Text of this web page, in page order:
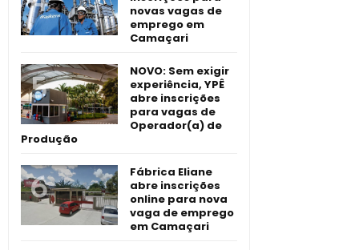
novas vagas de
emprego em
Camaçari
NOVO: Sem exigir
experiência, YPÊ
abre inscrições
para vagas de
Operador(a) de
Produção
Fábrica Eliane
abre inscrições
online para nova
vaga de emprego
em Camaçari